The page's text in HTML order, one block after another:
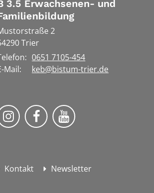
3.5 Erwachsenen- und
2
Trier
0651 7105-454
Mail:
keb@bistum-trier.de
KEB Bildung Leben auf
KEB Bildung Leben auf
KEB Bildung
Kontakt Newsletter